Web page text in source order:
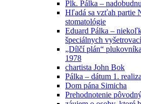
Plk. Pálka –
Hľadá sa vzťah partie
stomatológie
Eduard Pálka –
špeciálnych
„Dílčí plán“
1978
chartista John Bok
Pálka – dátum 1.
Dom pána Simicha
Prehodnotenie